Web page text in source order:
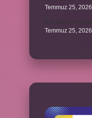
Temmuz 25, 2026
Temmuz 25, 2026